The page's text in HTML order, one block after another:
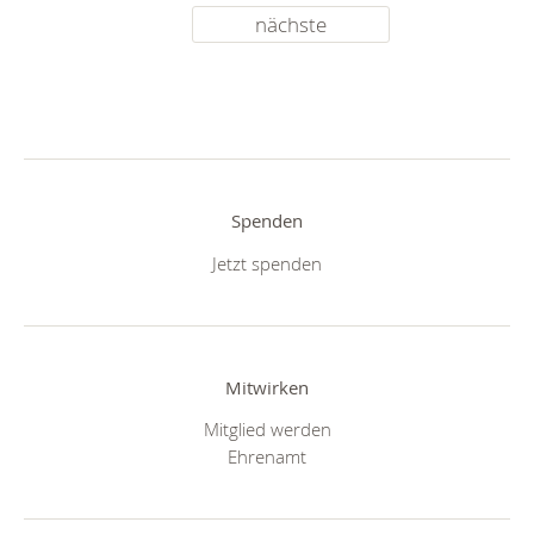
nächste
Spenden
Jetzt spenden
Mitwirken
Mitglied werden
Ehrenamt